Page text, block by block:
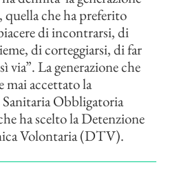
quella che ha preferito
di incontrarsi, di
di corteggiarsi, di far
via”. La generazione che
mai accettato la
Obbligatoria
ha scelto la Detenzione
Volontaria (DTV).